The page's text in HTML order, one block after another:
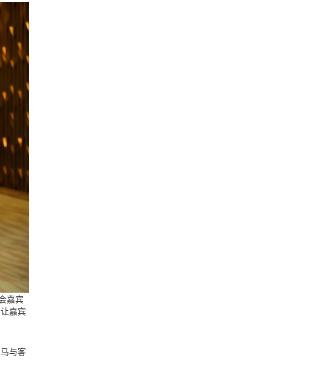
嘉宾
嘉宾
与客